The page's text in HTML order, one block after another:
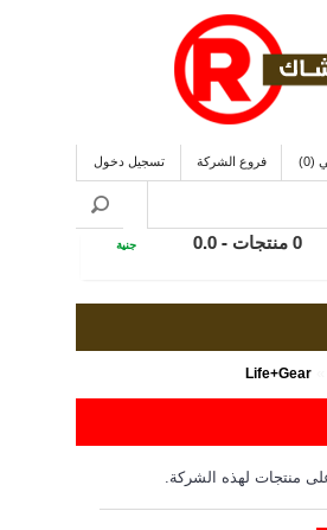
(0) فروع الشركة تسجيل دخول
0 منتجات - 0.0 جنية
Life+Gear
منتجات لهذه الشركة.